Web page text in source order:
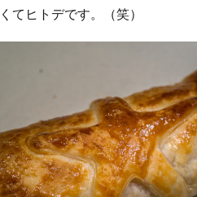
てヒトデです。（笑）